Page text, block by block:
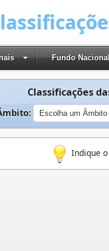
Fundo
Classificações
Indique